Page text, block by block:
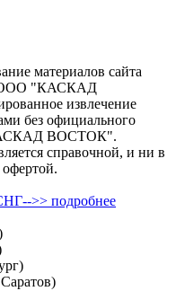
материалов сайта
ООО "КАСКАД
извлечение
без официального
ВОСТОК".
справочной, и ни в
офертой.
>> подробнее